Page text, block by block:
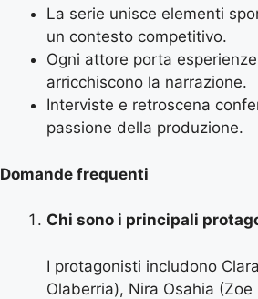
La serie unisce elementi
un contesto competitivo.
Ogni attore porta
arricchiscono la narrazione.
Interviste e retroscena
passione della produzione.
Domande frequenti
Chi sono i principali
I protagonisti includono
Olaberria), Nira Osahia